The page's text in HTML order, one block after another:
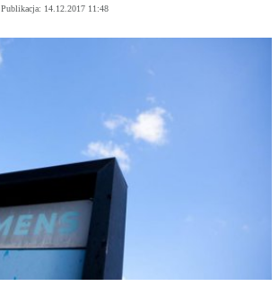
Publikacja: 14.12.2017 11:48